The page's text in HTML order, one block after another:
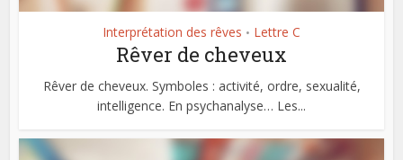
Interprétation des rêves • Lettre C
Rêver de cheveux
Rêver de cheveux. Symboles : activité, ordre, sexualité,
intelligence. En psychanalyse… Les...